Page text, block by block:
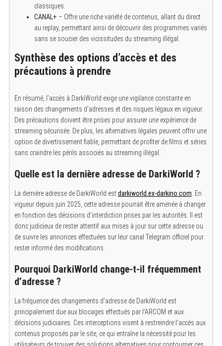
classiques.
CANAL+ – Offre une riche variété de contenus, allant du direct
au replay, permettant ainsi de découvrir des programmes variés
sans se soucier des vicissitudes du streaming illégal.
Synthèse des options d’accès et des
précautions à prendre
En résumé, l’accès à DarkiWorld exige une vigilance constante en
raison des changements d’adresses et des risques légaux en vigueur.
Des précautions doivent être prises pour assurer une expérience de
streaming sécurisée. De plus, les alternatives légales peuvent offrir une
option de divertissement fiable, permettant de profiter de films et séries
sans craindre les périls associés au streaming illégal.
Quelle est la dernière adresse de DarkiWorld ?
La dernière adresse de DarkiWorld estdarkiworld.ex-darkino.com En
vigueur depuis juin 2025, cette adresse pourrait être amenée à changer
en fonction des décisions d’interdiction prises par les autorités. Il est
donc judicieux de rester attentif aux mises à jour sur cette adresse ou
de suivre les annonces effectuées sur leur canal Telegram officiel pour
rester informé des modifications.
Pourquoi DarkiWorld change-t-il fréquemment
d’adresse ?
La fréquence des changements d’adresse de DarkiWorld est
principalement due aux blocages effectués par l’ARCOM et aux
décisions judiciaires. Ces interceptions visent à restreindre l’accès aux
contenus proposés par le site, ce qui entraîne la nécessité pour les